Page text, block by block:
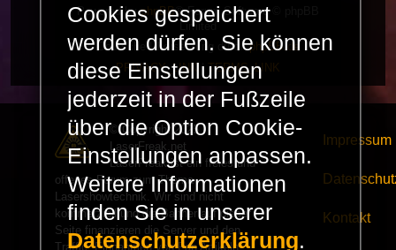
Powered byphpBB® Forum Software © phpBB
Limited
Deutsche Übersetzung durchphpBB.de
PRIVACY_LINK | TERMS_LINK
© Copyright 2025 -
LaserFreak.net
LaserFreak ist ein freies und
offenes Forum zum Thema
Lasershowtechnik. Wir sind nicht
kommerziell und die Banner auf dieser
Seite finanzieren die Server und den
Traffic. Einnahmen von Fan Artikeln
Impressum
Kontakt
Cookies gespeichert
werden dürfen. Sie können
diese Einstellungen
jederzeit in der Fußzeile
über die Option Cookie-
Einstellungen anpassen.
Weitere Informationen
finden Sie in unserer
Datenschutzerklärung.